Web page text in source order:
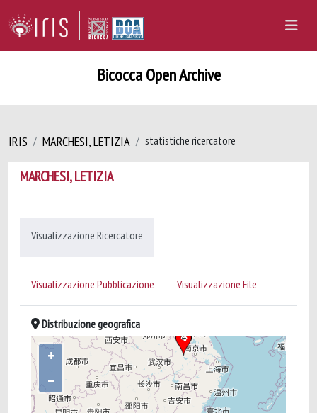
Bicocca Open Archive
IRIS MARCHESI, LETIZIA statistiche ricercatore
MARCHESI, LETIZIA
Visualizzazione Ricercatore
Visualizzazione Pubblicazione Visualizzazione File
Distribuzione geografica
+
–